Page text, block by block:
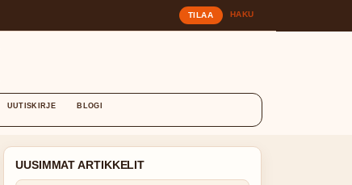
TILAA HAKU
UUTISKIRJE BLOGI
UUSIMMAT ARTIKKELIT